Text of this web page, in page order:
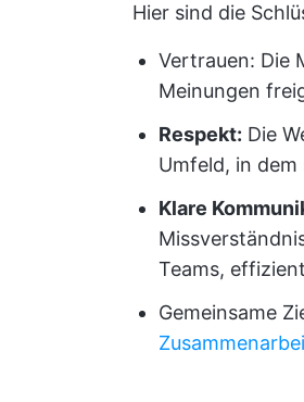
Hier sind die
Vertrauen: Die
Meinungen
Respekt: Die
Umfeld, in
Klare
Teams,
Gemeinsame